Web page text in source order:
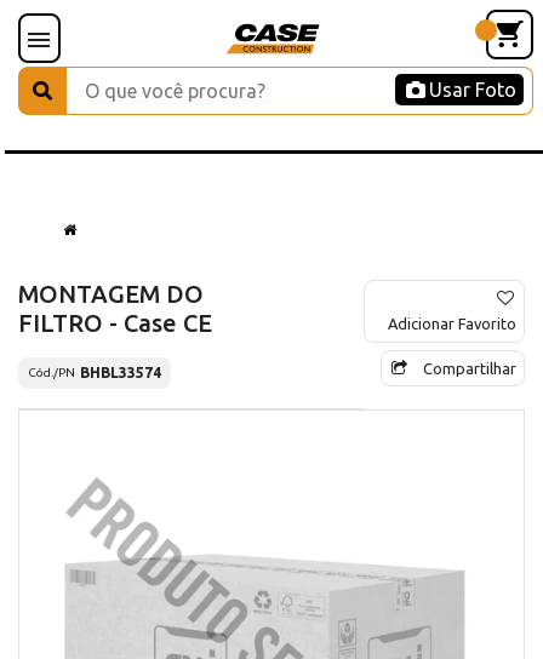
Usar Foto
MONTAGEM DO
FILTRO - Case CE
Cód./PN BHBL33574
Adicionar Favorito
Compartilhar